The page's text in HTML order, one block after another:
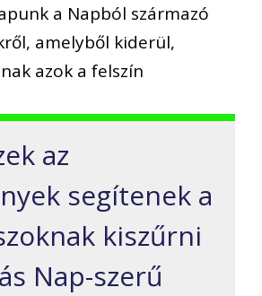
a Napból származó
amelyből kiderül,
azok a felszín
az
segítenek a
kiszűrni
Nap-szerű